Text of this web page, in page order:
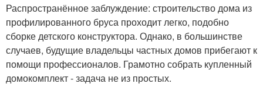
Распространённое заблуждение: строительство дома из
профилированного бруса проходит легко, подобно
сборке детского конструктора. Однако, в большинстве
случаев, будущие владельцы частных домов прибегают к
помощи профессионалов. Грамотно собрать купленный
домокомплект - задача не из простых.